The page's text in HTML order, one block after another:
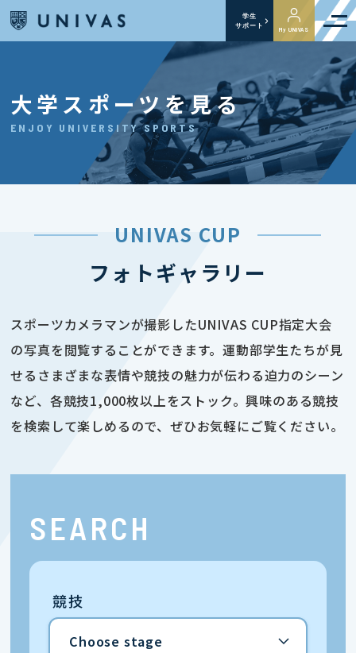
学生
サポート
My UNIVAS
大学スポーツを見る
ENJOY UNIVERSITY SPORTS
UNIVAS CUP
フォトギャラリー
スポーツカメラマンが撮影したUNIVAS CUP指定大会
の写真を閲覧することができます。運動部学生たちが見
せるさまざまな表情や競技の魅力が伝わる迫力のシーン
など、各競技1,000枚以上をストック。興味のある競技
を検索して楽しめるので、ぜひお気軽にご覧ください。
SEARCH
競技